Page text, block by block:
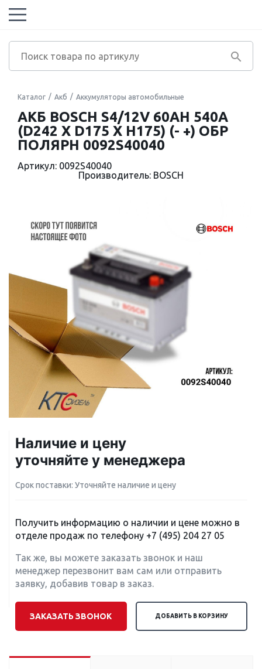
Каталог Акб Аккумуляторы автомобильные
АКБ BOSCH S4/12V 60AH 540A
(D242 X D175 X H175) (- +) ОБР
ПОЛЯРН 0092S40040
Артикул: 0092S40040
Производитель: BOSCH
Наличие и цену
уточняйте у менеджера
Срок поставки: Уточняйте наличие и цену
Получить информацию о наличии и цене можно в
отделе продаж по телефону +7 (495) 204 27 05
Так же, вы можете заказать звонок и наш
менеджер перезвонит вам сам или отправить
заявку, добавив товар в заказ.
ЗАКАЗАТЬ ЗВОНОК ДОБАВИТЬ В КОРЗИНУ